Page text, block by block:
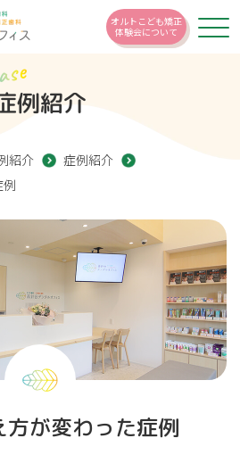
オルトこども矯正
体験会について
例紹介
紹介
症例紹介
方が変わった症例